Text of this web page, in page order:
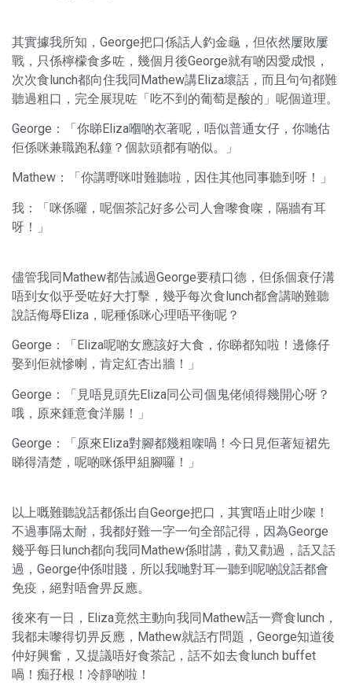
其實據我所知，George把口係話人釣金龜，但依然屢敗屢
戰，只係檸檬食多咗，幾個月後George就有啲因愛成恨，
次次食lunch都向住我同Mathew講Eliza壞話，而且句句都難
聽過粗口，完全展現咗「吃不到的葡萄是酸的」呢個道理。
George：「你睇Eliza嗰啲衣著呢，唔似普通女仔，你哋估
佢係咪兼職跑私鐘？個款頭都有啲似。」
Mathew：「你講嘢咪咁難聽啦，因住其他同事聽到呀！」
我：「咪係囉，呢個茶記好多公司人會嚟食㗎，隔牆有耳
呀！」
儘管我同Mathew都告誡過George要積口德，但係個衰仔溝
唔到女似乎受咗好大打擊，幾乎每次食lunch都會講啲難聽
說話侮辱Eliza，呢種係咪心理唔平衡呢？
George：「Eliza呢啲女應該好大食，你睇都知啦！邊條仔
娶到佢就慘喇，肯定紅杏出牆！」
George：「見唔見頭先Eliza同公司個鬼佬傾得幾開心呀？
哦，原來鍾意食洋腸！」
George：「原來Eliza對腳都幾粗㗎喎！今日見佢著短裙先
睇得清楚，呢啲咪係甲組腳囉！」
以上嘅難聽說話都係出自George把口，其實唔止咁少㗎！
不過事隔太耐，我都好難一字一句全部記得，因為George
幾乎每日lunch都向我同Mathew係咁講，勸又勸過，話又話
過，George仲係咁賤，所以我哋對耳一聽到呢啲說話都會
免疫，絕對唔會畀反應。
後來有一日，Eliza竟然主動向我同Mathew話一齊食lunch，
我都未嚟得切畀反應，Mathew就話冇問題，George知道後
仲好興奮，又提議唔好食茶記，話不如去食lunch buffet
喎！痴孖根！冷靜啲啦！